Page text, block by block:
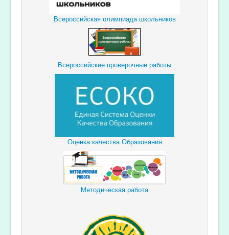
Всероссийская олимпиада школьников
Всероссийские проверочные работы
Оценка качества Образования
Методическая работа